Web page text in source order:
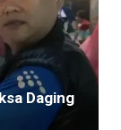
Daging